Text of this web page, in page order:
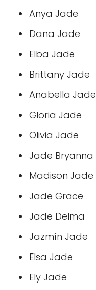
Anya Jade
Dana Jade
Elba Jade
Brittany Jade
Anabella Jade
Gloria Jade
Olivia Jade
Jade Bryanna
Madison Jade
Jade Grace
Jade Delma
Jazmín Jade
Elsa Jade
Ely Jade